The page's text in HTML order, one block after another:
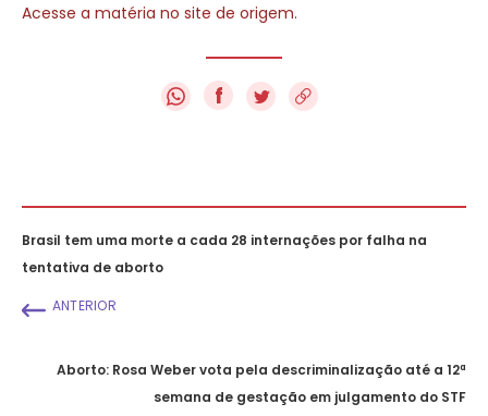
Acesse a matéria no site de origem.
f
Brasil tem uma morte a cada 28 internações por falha na
tentativa de aborto
ANTERIOR
Aborto: Rosa Weber vota pela descriminalização até a 12ª
semana de gestação em julgamento do STF